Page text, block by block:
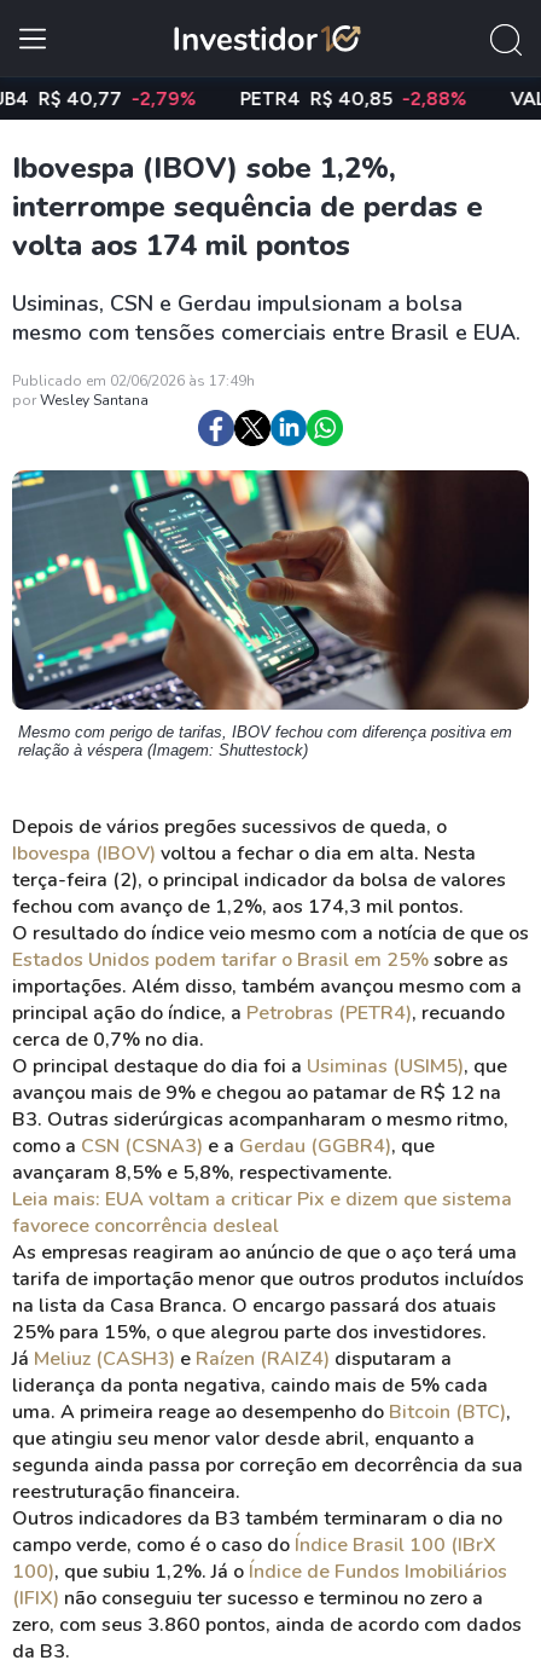
40,77 -2,79% PETR4 R$ 40,85 -2,88% VALE3
Ibovespa (IBOV) sobe 1,2%,
interrompe sequência de perdas e
volta aos 174 mil pontos
Usiminas, CSN e Gerdau impulsionam a bolsa
mesmo com tensões comerciais entre Brasil e EUA.
Publicado em 02/06/2026 às 17:49h
porWesley Santana
Mesmo com perigo de tarifas, IBOV fechou com diferença positiva em
relação à véspera (Imagem: Shuttestock)
Depois de vários pregões sucessivos de queda, o
Ibovespa (IBOV) voltou a fechar o dia em alta. Nesta
terça-feira (2), o principal indicador da bolsa de valores
fechou com avanço de 1,2%, aos 174,3 mil pontos.
O resultado do índice veio mesmo com a notícia de que os
Estados Unidos podem tarifar o Brasil em 25%sobre as
importações. Além disso, também avançou mesmo com a
principal ação do índice, a Petrobras (PETR4), recuando
cerca de 0,7% no dia.
O principal destaque do dia foi a Usiminas (USIM5), que
avançou mais de 9% e chegou ao patamar de R$ 12 na
B3. Outras siderúrgicas acompanharam o mesmo ritmo,
como a CSN (CSNA3) e a Gerdau (GGBR4), que
avançaram 8,5% e 5,8%, respectivamente.
Leia mais: EUA voltam a criticar Pix e dizem que sistema
favorece concorrência desleal
As empresas reagiram ao anúncio de que o aço terá uma
tarifa de importação menor que outros produtos incluídos
na lista da Casa Branca. O encargo passará dos atuais
25% para 15%, o que alegrou parte dos investidores.
Já Meliuz (CASH3) e Raízen (RAIZ4) disputaram a
liderança da ponta negativa, caindo mais de 5% cada
uma. A primeira reage ao desempenho do Bitcoin (BTC),
que atingiu seu menor valor desde abril, enquanto a
segunda ainda passa por correção em decorrência da sua
reestruturação financeira.
Outros indicadores da B3 também terminaram o dia no
campo verde, como é o caso do Índice Brasil 100 (IBrX
100), que subiu 1,2%. Já o Índice de Fundos Imobiliários
(IFIX) não conseguiu ter sucesso e terminou no zero a
zero, com seus 3.860 pontos, ainda de acordo com dados
da B3.